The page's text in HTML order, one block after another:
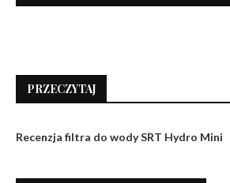
PRZECZYTAJ
Recenzja filtra do wody SRT Hydro Mini